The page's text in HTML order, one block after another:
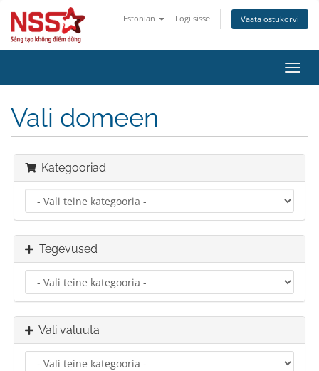
Estonian Logi sisse Vaata ostukorvi
Vali domeen
Kategooriad
Tegevused
Vali valuuta